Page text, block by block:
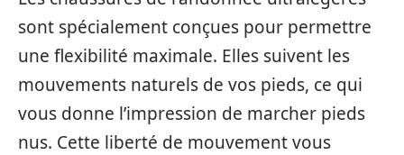
sont spécialement conçues pour permettre
une flexibilité maximale. Elles suivent les
mouvements naturels de vos pieds, ce qui
vous donne l’impression de marcher pieds
nus. Cette liberté de mouvement vous